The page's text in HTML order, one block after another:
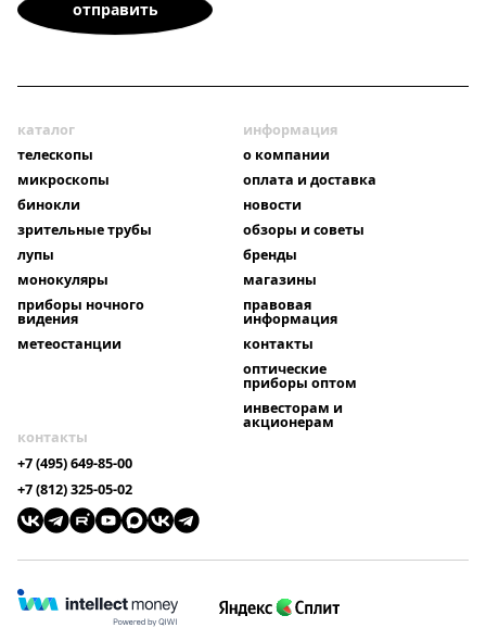
каталог
телескопы
микроскопы
бинокли
зрительные трубы
лупы
монокуляры
приборы ночного
видения
метеостанции
информация
о компании
оплата и доставка
новости
обзоры и советы
бренды
магазины
правовая
информация
контакты
оптические
приборы оптом
инвесторам и
акционерам
контакты
+7 (495) 649-85-00
+7 (812) 325-05-02